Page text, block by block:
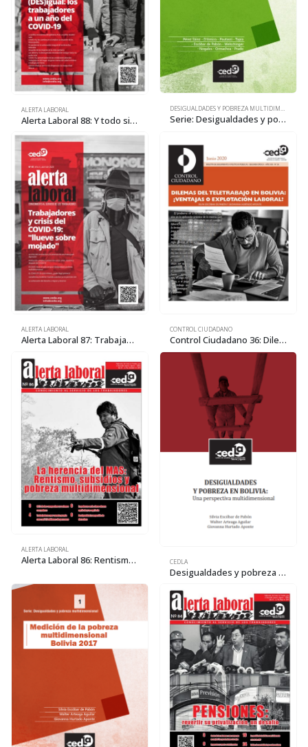
ALERTA LABORAL
Alerta Laboral 88: Y todo sigue (DES)igual: los trabajadores a un año del COVID-19
DESIGUALDADES Y POBREZA MULTIDIMENSIONAL
Serie: Desigualdades y pobreza multidimensional. Enfoques, perspectivas y situaciones
ALERTA LABORAL
Alerta Laboral 87: Trabajadores y crisis del COVID-19: «llueve sobre mojado»
CONTROL CIUDADANO
Control Ciudadano 36: Dilemas del teletrabajo en Bolivia: ¿ventajas o explotación laboral?
ALERTA LABORAL
Alerta Laboral 86: Rentismo, subsidios y pobreza multidimensional CEDLA
Desigualdades y pobreza en Bolivia: una perspectiva multidimensional